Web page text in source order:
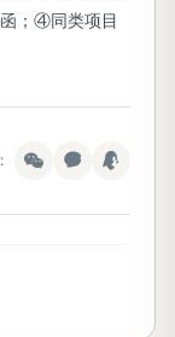
；④同类项目